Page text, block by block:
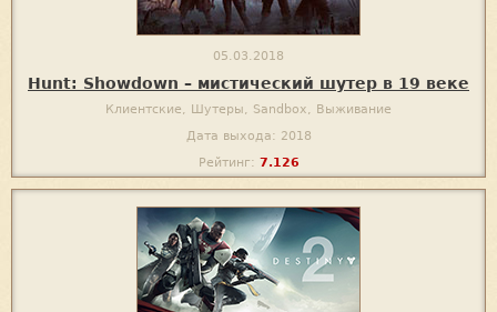
05.03.2018
Hunt: Showdown – мистический шутер в 19 веке
Клиентские, Шутеры, Sandbox, Выживание
Дата выхода: 2018
Рейтинг: 7.126